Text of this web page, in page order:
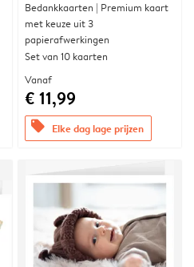
Bedankkaarten | Premium kaart
met keuze uit 3
papierafwerkingen
Set van 10 kaarten
Vanaf
€ 11,99
offers Elke dag lage prijzen